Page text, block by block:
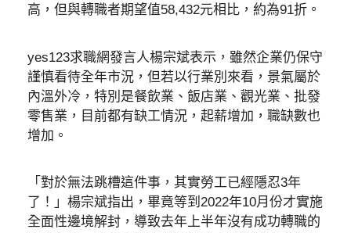
高，但與轉職者期望值58,432元相比，約為91折。
yes123求職網發言人楊宗斌表示，雖然企業仍保守
謹慎看待全年市況，但若以行業別來看，景氣屬於
內溫外冷，特別是餐飲業、飯店業、觀光業、批發
零售業，目前都有缺工情況，起薪增加，職缺數也
增加。
「對於無法跳槽這件事，其實勞工已經隱忍3年
了！」楊宗斌指出，畢竟等到2022年10月份才實施
全面性邊境解封，導致去年上半年沒有成功轉職的